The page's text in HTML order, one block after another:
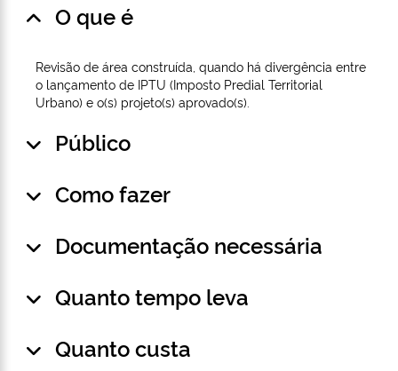
O que é
Revisão de área construída, quando há divergência entre
o lançamento de IPTU (Imposto Predial Territorial
Urbano) e o(s) projeto(s) aprovado(s).
Público
Como fazer
Documentação necessária
Quanto tempo leva
Quanto custa